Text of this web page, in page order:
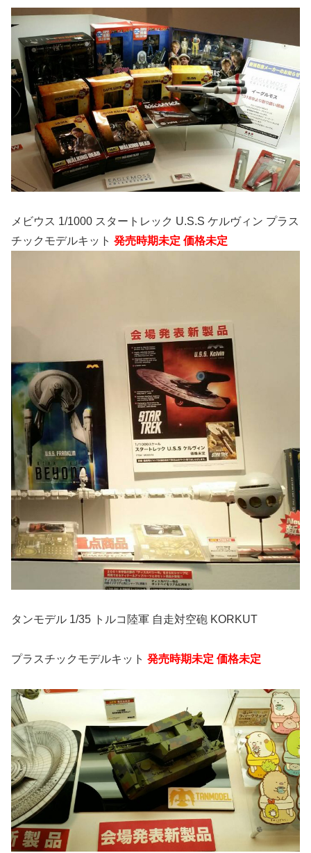
メビウス 1/1000 スタートレック U.S.S ケルヴィン プラス
チックモデルキット 発売時期未定 価格未定
タンモデル 1/35 トルコ陸軍 自走対空砲 KORKUT
プラスチックモデルキット 発売時期未定 価格未定